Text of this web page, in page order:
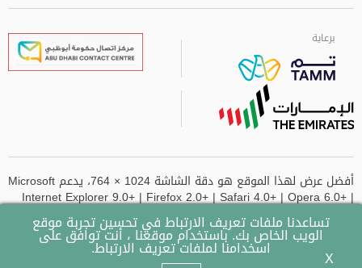
برعاية
برعاية
برعاية
برعاية
أفضل عرض لهذا الموقع هو دقة الشاشة 1024 × 764، يدعم Microsoft
Internet Explorer 9.0+ | Firefox 2.0+ | Safari 4.0+ | Opera 6.0+ |
Chrome
تم تحديث الموقع آخر مرة في- 14-07-2026 وقت 10:49 AM
X
تساعدنا ملفات تعريف الارتباط في تحسين تجربة موقع
الويب الخاص بك. باستخدام موقعنا ، أنت توافق على
اسخدامنا لملفات تعريف الارتباط.